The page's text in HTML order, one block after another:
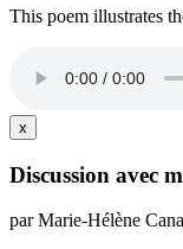
This poem illustrates
x
Discussion avec
par Marie-Hélène